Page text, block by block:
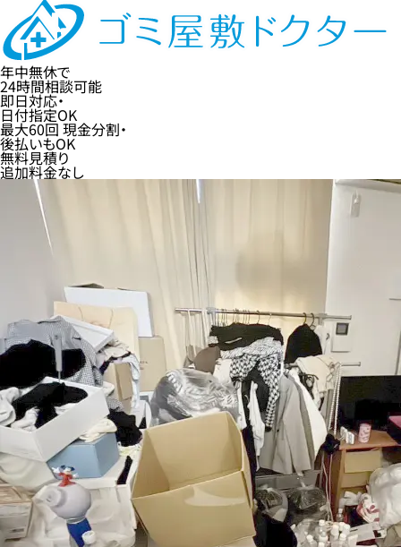
年中無休で
24時間相談可能
即日対応・
日付指定OK
最大60回 現金分割・
後払いもOK
無料見積り
追加料金なし